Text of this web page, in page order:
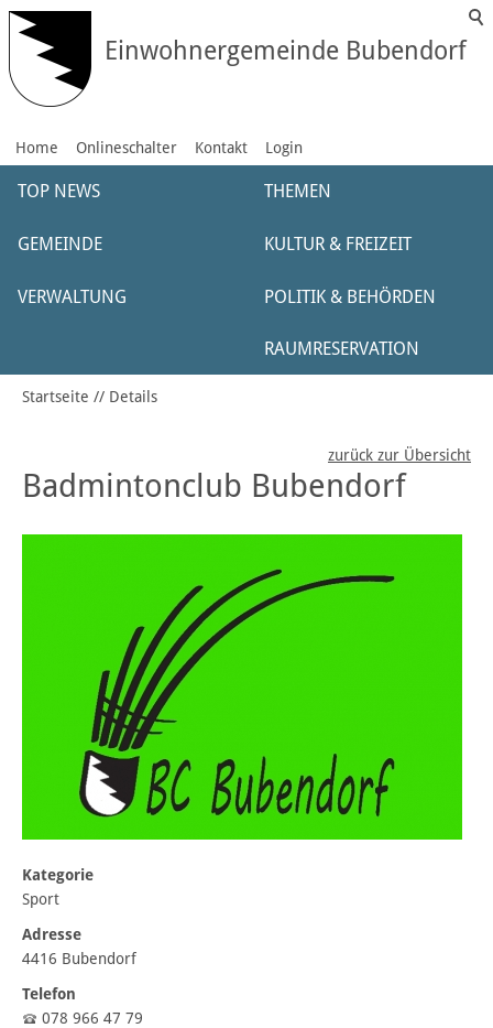
Einwohnergemeinde Bubendorf
Home Onlineschalter Kontakt Login
TOP NEWS THEMEN
GEMEINDE KULTUR & FREIZEIT
VERWALTUNG POLITIK & BEHÖRDEN
RAUMRESERVATION
Startseite Details
zurück zur Übersicht
Badmintonclub Bubendorf
Kategorie
Sport
Adresse
4416 Bubendorf
Telefon
078 966 47 79